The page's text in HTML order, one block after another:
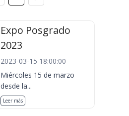
Expo Posgrado
2023
2023-03-15 18:00:00
Miércoles 15 de marzo
desde la...
Leer más